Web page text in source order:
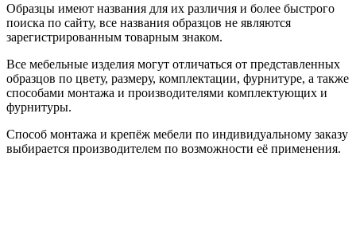
Образцы имеют названия для их различия и более быстрого
поиска по сайту, все названия образцов не являются
зарегистрированным товарным знаком.
Все мебельные изделия могут отличаться от представленных
образцов по цвету, размеру, комплектации, фурнитуре, а также
способами монтажа и производителями комплектующих и
фурнитуры.
Способ монтажа и крепёж мебели по индивидуальному заказу
выбирается производителем по возможности её применения.